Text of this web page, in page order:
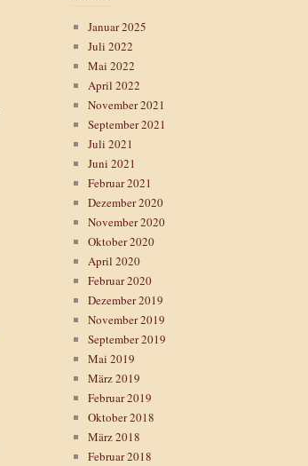
Januar 2025
Juli 2022
Mai 2022
April 2022
November 2021
September 2021
Juli 2021
Juni 2021
Februar 2021
Dezember 2020
November 2020
Oktober 2020
April 2020
Februar 2020
Dezember 2019
November 2019
September 2019
Mai 2019
März 2019
Februar 2019
Oktober 2018
März 2018
Februar 2018